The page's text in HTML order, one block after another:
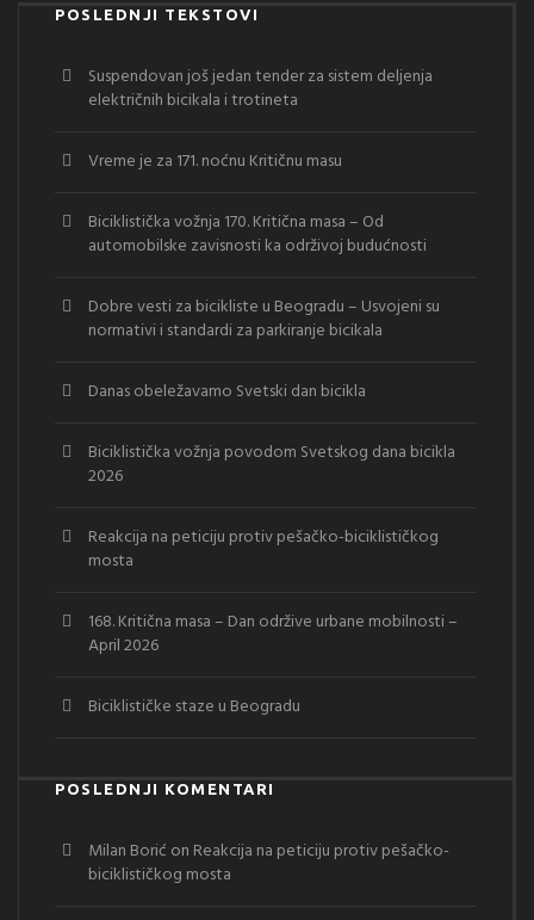
POSLEDNJI TEKSTOVI
Suspendovan još jedan tender za sistem deljenja
električnih bicikala i trotineta
Vreme je za 171. noćnu Kritičnu masu
Biciklistička vožnja 170. Kritična masa – Od
automobilske zavisnosti ka održivoj budućnosti
Dobre vesti za bicikliste u Beogradu – Usvojeni su
normativi i standardi za parkiranje bicikala
Danas obeležavamo Svetski dan bicikla
Biciklistička vožnja povodom Svetskog dana bicikla
2026
Reakcija na peticiju protiv pešačko-biciklističkog
mosta
168. Kritična masa – Dan održive urbane mobilnosti –
April 2026
Biciklističke staze u Beogradu
POSLEDNJI KOMENTARI
Milan Borić on Reakcija na peticiju protiv pešačko-
biciklističkog mosta